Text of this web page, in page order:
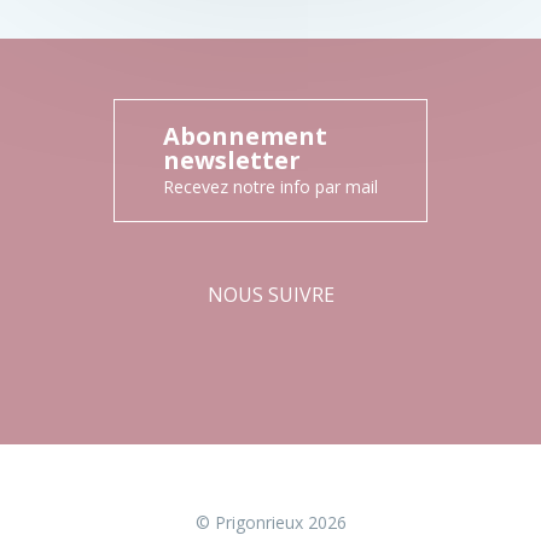
Abonnement
newsletter
Recevez notre info par mail
NOUS SUIVRE
© Prigonrieux 2026